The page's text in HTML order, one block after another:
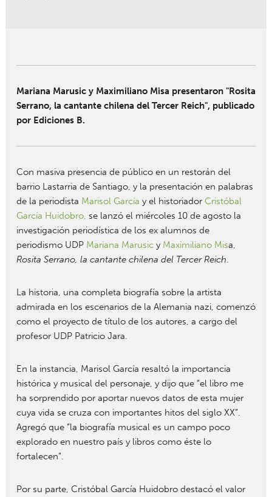
Mariana Marusic y Maximiliano Misa presentaron "Rosita
Serrano, la cantante chilena del Tercer Reich", publicado
por Ediciones B.
Con masiva presencia de público en un restorán del
barrio Lastarria de Santiago, y la presentación en palabras
de la periodista Marisol García y el historiador Cristóbal
García Huidobro, se lanzó el miércoles 10 de agosto la
investigación periodística de los ex alumnos de
periodismo UDPMariana Marusicy Maximiliano Misa,
Rosita Serrano, la cantante chilena del Tercer Reich.
La historia, una completa biografía sobre la artista
admirada en los escenarios de la Alemania nazi, comenzó
como el proyecto de título de los autores, a cargo del
profesor UDP Patricio Jara.
En la instancia, Marisol García resaltó la importancia
histórica y musical del personaje, y dijo que “el libro me
ha sorprendido por aportar nuevos datos de esta mujer
cuya vida se cruza con importantes hitos del siglo XX”.
Agregó que “la biografía musical es un campo poco
explorado en nuestro país y libros como éste lo
fortalecen”.
Por su parte, Cristóbal García Huidobro destacó el valor